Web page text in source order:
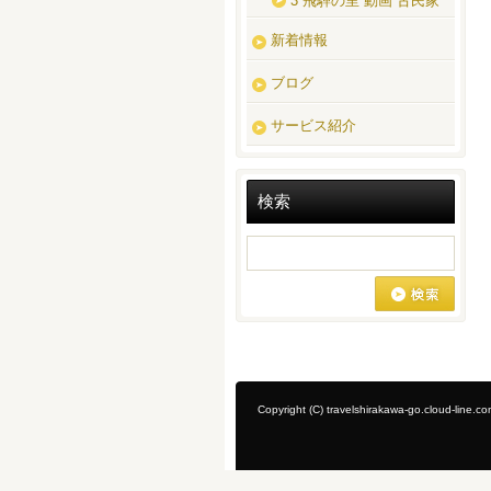
新着情報
ブログ
サービス紹介
検索
Copyright (C) travelshirakawa-go.cloud-